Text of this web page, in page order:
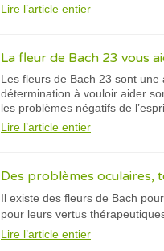
Lire l’article entier
La fleur de Bach 23 vous
Les fleurs de Bach 23 sont
détermination à vouloir aider
les problèmes négatifs de
Lire l’article entier
Des problèmes oculaires,
Il existe des fleurs de Bach
pour leurs vertus
Lire l’article entier